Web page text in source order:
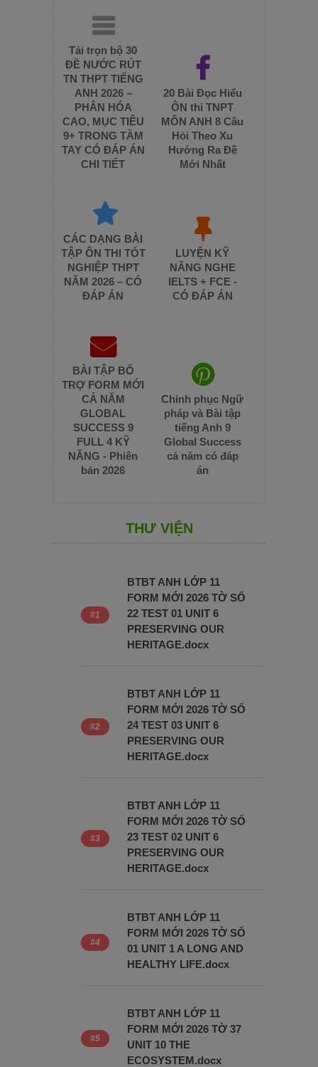
Tải trọn bộ 30
ĐỀ NƯỚC RÚT
TN THPT TIẾNG
ANH 2026 –
PHÂN HÓA
CAO, MỤC TIÊU
9+ TRONG TẦM
TAY CÓ ĐÁP ÁN
CHI TIẾT
20 Bài Đọc Hiểu
ÔN thi TNPT
MÔN ANH 8 Câu
Hỏi Theo Xu
Hướng Ra Đề
Mới Nhất
CÁC DẠNG BÀI
TẬP ÔN THI TỐT
NGHIỆP THPT
NĂM 2026 – CÓ
ĐÁP ÁN
LUYỆN KỸ
NĂNG NGHE
IELTS + FCE -
CÓ ĐÁP ÁN
BÀI TẬP BỔ
TRỢ FORM MỚI
CẢ NĂM
GLOBAL
SUCCESS 9
FULL 4 KỸ
NĂNG - Phiên
bản 2026
Chinh phục Ngữ
pháp và Bài tập
tiếng Anh 9
Global Success
cả năm có đáp
án
THƯ VIỆN
BTBT ANH LỚP 11
FORM MỚI 2026 TỜ SỐ
22 TEST 01 UNIT 6
PRESERVING OUR
HERITAGE.docx
BTBT ANH LỚP 11
FORM MỚI 2026 TỜ SỐ
24 TEST 03 UNIT 6
PRESERVING OUR
HERITAGE.docx
BTBT ANH LỚP 11
FORM MỚI 2026 TỜ SỐ
23 TEST 02 UNIT 6
PRESERVING OUR
HERITAGE.docx
BTBT ANH LỚP 11
FORM MỚI 2026 TỜ SỐ
01 UNIT 1 A LONG AND
HEALTHY LIFE.docx
BTBT ANH LỚP 11
FORM MỚI 2026 TỜ 37
UNIT 10 THE
ECOSYSTEM.docx